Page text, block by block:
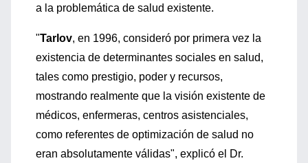
a la problemática de salud existente.
"Tarlov, en 1996, consideró por primera vez la
existencia de determinantes sociales en salud,
tales como prestigio, poder y recursos,
mostrando realmente que la visión existente de
médicos, enfermeras, centros asistenciales,
como referentes de optimización de salud no
eran absolutamente válidas", explicó el Dr.